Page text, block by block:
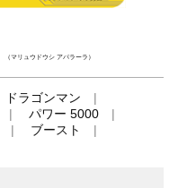
（マリュウドウシ アパラーラ）
ドラゴンマン
パワー 5000
ブースト